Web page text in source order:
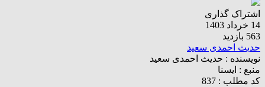
اشتراک گذاری
14 خرداد 1403
563 بازدید
حدیث احمدی سعید
نویسنده : حدیث احمدی سعید
منبع : ایسنا
کد مطلب : 837